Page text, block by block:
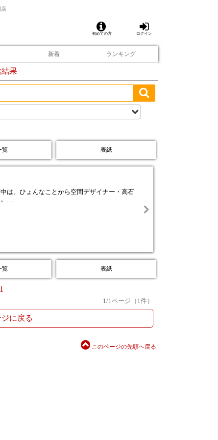
店
初めての方 ログイン
新着 ランキング
果
覧 表紙
は、ひょんなことから空間デザイナー・高石
…
覧 表紙
1
1/1ページ（ 1件）
に戻る
このページの先頭へ戻る